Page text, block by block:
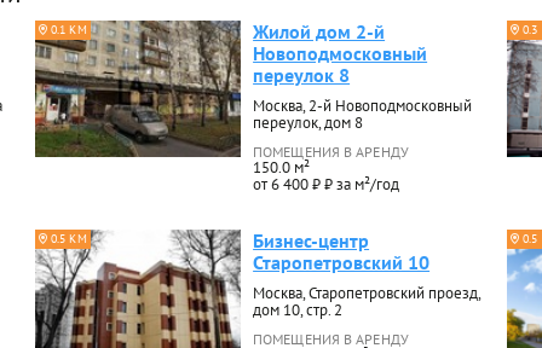
0.1 КМ
Жилой дом 2-й
Новоподмосковный
переулок 8
Москва, 2-й Новоподмосковный
переулок, дом 8
ПОМЕЩЕНИЯ В АРЕНДУ
150.0 м²
от 6 400 ₽ ₽ за м²/год
0.5 КМ
Бизнес-центр
Старопетровский 10
Москва, Старопетровский проезд,
дом 10, стр. 2
ПОМЕЩЕНИЯ В АРЕНДУ